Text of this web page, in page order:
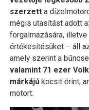
szerzett a
mégis utasítást adott
forgalmazására,
értékesítésüket – áll
amely szerint a
valamint 71 ezer
márkájú kocsit érint,
motort.